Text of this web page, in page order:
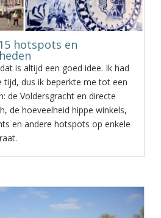
hotspots en
is altijd een goed idee. Ik had
tijd, dus ik beperkte me tot een
de Voldersgracht en directe
de hoeveelheid hippe winkels,
en andere hotspots op enkele